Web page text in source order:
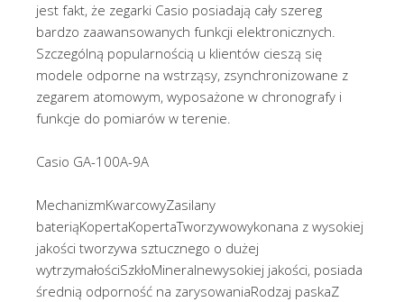
jest fakt, że zegarki Casio posiadają cały szereg
bardzo zaawansowanych funkcji elektronicznych.
Szczególną popularnością u klientów cieszą się
modele odporne na wstrząsy, zsynchronizowane z
zegarem atomowym, wyposażone w chronografy i
funkcje do pomiarów w terenie.
Casio GA-100A-9A
MechanizmKwarcowyZasilany
bateriąKopertaKopertaTworzywowykonana z wysokiej
jakości tworzywa sztucznego o dużej
wytrzymałościSzkłoMineralnewysokiej jakości, posiada
średnią odporność na zarysowaniaRodzaj paskaZ